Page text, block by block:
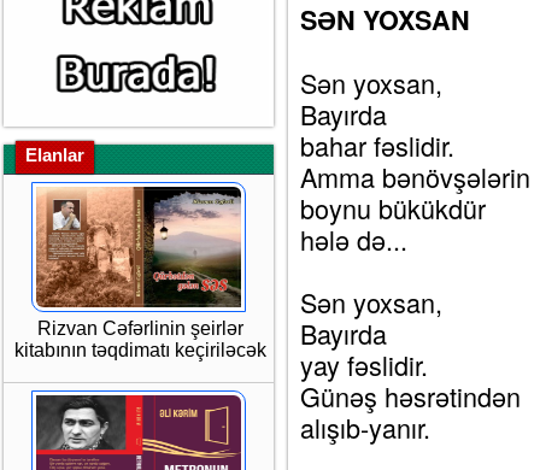
Elanlar
Rizvan Cəfərlinin şeirlər
kitabının təqdimatı keçiriləcək
SƏN YOXSAN
Sən yoxsan,
Bayırda
bahar fəslidir.
Amma bənövşələrin
boynu bükükdür
hələ də...
Sən yoxsan,
Bayırda
yay fəslidir.
Günəş həsrətindən
alışıb-yanır.